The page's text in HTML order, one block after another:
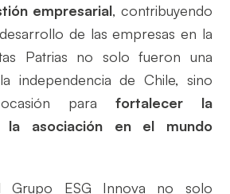
empresarial, contribuyendo
de las empresas en la
Patrias no solo fueron una
independencia de Chile, sino
para fortalecer la
la asociación en el mundo
Grupo ESG Innova no solo